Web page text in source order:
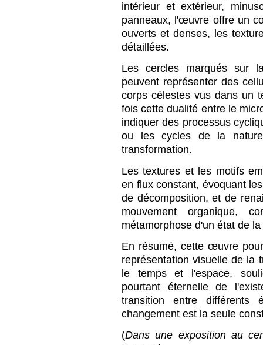
intérieur et extérieur,
panneaux, l'œuvre offre un
ouverts et denses, les
détaillées.
Les cercles marqués sur
peuvent représenter des
corps célestes vus dans un
fois cette dualité entre le
indiquer des processus
ou les cycles de la
transformation.
Les textures et les motifs
en flux constant, évoquant
de décomposition, et de
mouvement organique,
métamorphose d'un état de
En résumé, cette œuvre
représentation visuelle de la
le temps et l'espace,
pourtant éternelle de
transition entre différents
changement est la seule
(Dans une exposition au